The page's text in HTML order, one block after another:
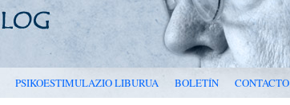
PSIKOESTIMULAZIO LIBURUA BOLETÍN CONTACTO